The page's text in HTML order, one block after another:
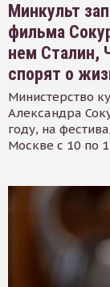
Минкульт
фильма
нем Сталин,
спорят о
Министерство
Александра
году, на
Москве с 10 по